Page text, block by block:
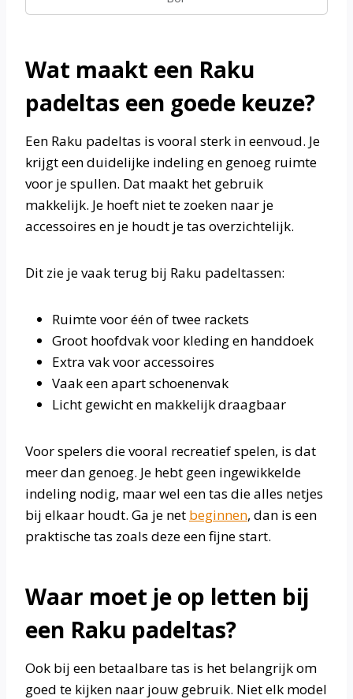
Wat maakt een Raku
padeltas een goede keuze?
Een Raku padeltas is vooral sterk in eenvoud. Je
krijgt een duidelijke indeling en genoeg ruimte
voor je spullen. Dat maakt het gebruik
makkelijk. Je hoeft niet te zoeken naar je
accessoires en je houdt je tas overzichtelijk.
Dit zie je vaak terug bij Raku padeltassen:
Ruimte voor één of twee rackets
Groot hoofdvak voor kleding en handdoek
Extra vak voor accessoires
Vaak een apart schoenenvak
Licht gewicht en makkelijk draagbaar
Voor spelers die vooral recreatief spelen, is dat
meer dan genoeg. Je hebt geen ingewikkelde
indeling nodig, maar wel een tas die alles netjes
bij elkaar houdt. Ga je net beginnen, dan is een
praktische tas zoals deze een fijne start.
Waar moet je op letten bij
een Raku padeltas?
Ook bij een betaalbare tas is het belangrijk om
goed te kijken naar jouw gebruik. Niet elk model